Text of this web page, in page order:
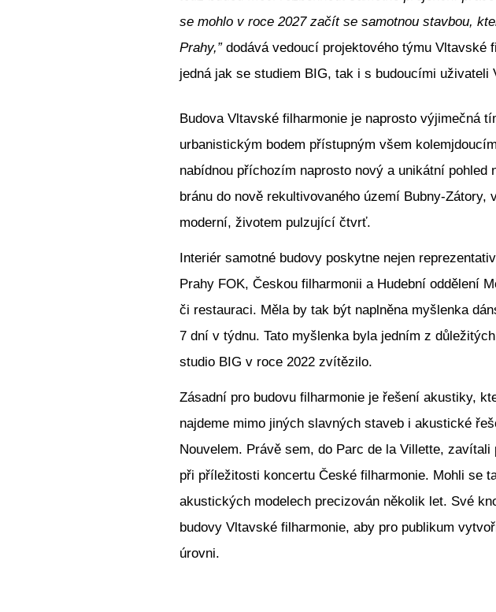
se mohlo v roce 2027 začít se samotnou stavbou,
Prahy,” dodává vedoucí projektového týmu
jedná jak se studiem BIG, tak i s budoucími uživateli
Budova Vltavské filharmonie je naprosto výjimečná
urbanistickým bodem přístupným všem
nabídnou příchozím naprosto nový a unikátní
bránu do nově rekultivovaného území Bubny-
moderní, životem pulzující čtvrť.
Interiér samotné budovy poskytne nejen
Prahy FOK, Českou filharmonii a Hudební oddělení
či restauraci. Měla by tak být naplněna myšlenka
7 dní v týdnu. Tato myšlenka byla jedním z
studio BIG v roce 2022 zvítězilo.
Zásadní pro budovu filharmonie je řešení akustiky,
najdeme mimo jiných slavných staveb i akustické
Nouvelem. Právě sem, do Parc de la Villette,
při příležitosti koncertu České filharmonie. Mohli se
akustických modelech precizován několik let. Své
budovy Vltavské filharmonie, aby pro publikum
úrovni.